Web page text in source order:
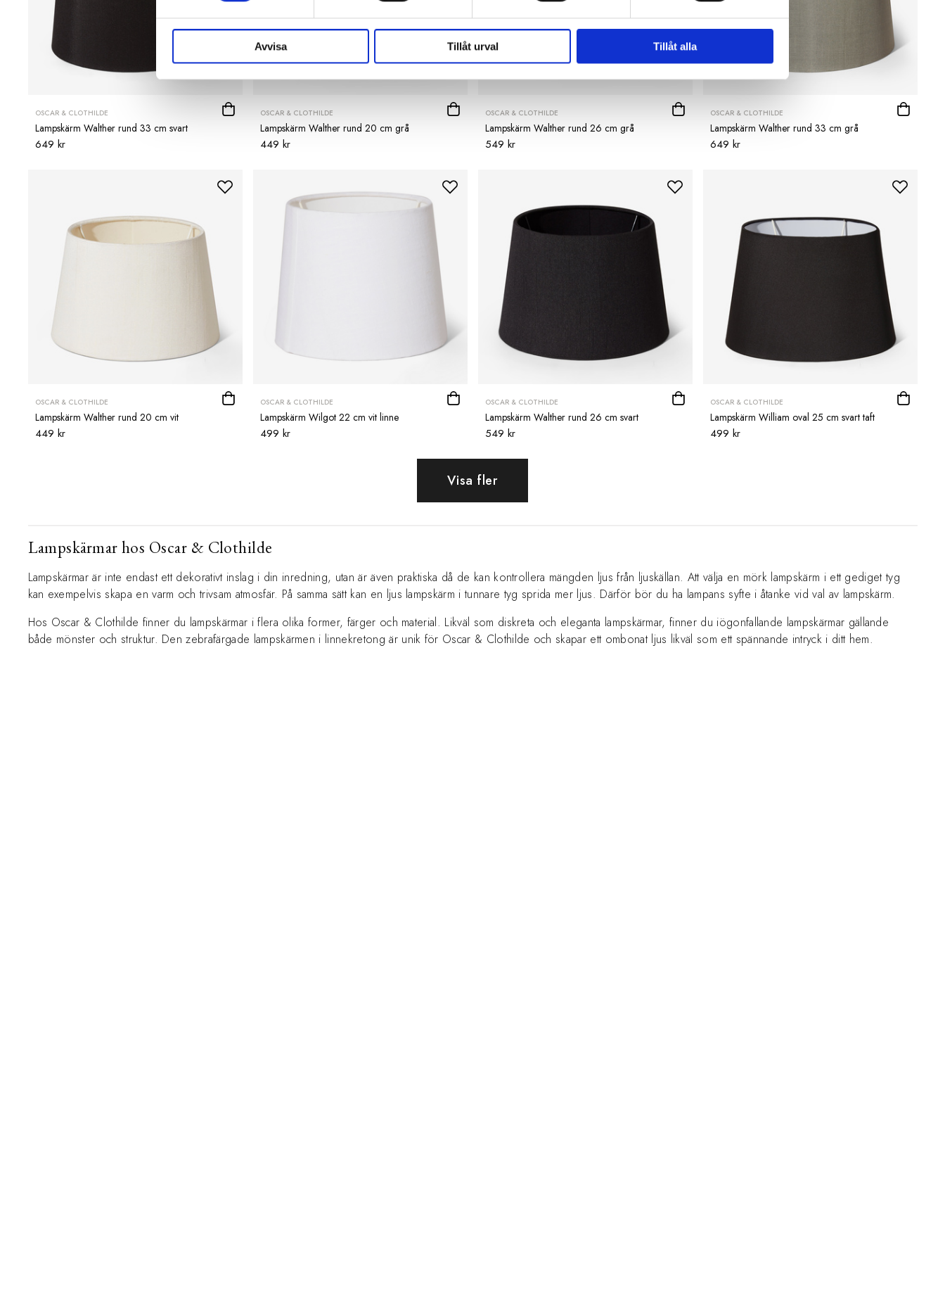
Avvisa Tillåt urval Tillåt alla
OSCAR & CLOTHILDE
Lampskärm Walther rund 33 cm svart
649 kr
OSCAR & CLOTHILDE
Lampskärm Walther rund 20 cm grå
449 kr
OSCAR & CLOTHILDE
Lampskärm Walther rund 26 cm grå
549 kr
OSCAR & CLOTHILDE
Lampskärm Walther rund 33 cm grå
649 kr
OSCAR & CLOTHILDE
Lampskärm Walther rund 20 cm vit
449 kr
OSCAR & CLOTHILDE
Lampskärm Wilgot 22 cm vit linne
499 kr
OSCAR & CLOTHILDE
Lampskärm Walther rund 26 cm svart
549 kr
OSCAR & CLOTHILDE
Lampskärm William oval 25 cm svart taft
499 kr
Visa fler
Lampskärmar hos Oscar & Clothilde
Lampskärmar är inte endast ett dekorativt inslag i din inredning, utan är även praktiska då de kan kontrollera mängden ljus från ljuskällan. Att välja en mörk lampskärm i ett gediget tyg
kan exempelvis skapa en varm och trivsam atmosfär. På samma sätt kan en ljus lampskärm i tunnare tyg sprida mer ljus. Därför bör du ha lampans syfte i åtanke vid val av lampskärm.
Hos Oscar & Clothilde finner du lampskärmar i flera olika former, färger och material. Likväl som diskreta och eleganta lampskärmar, finner du iögonfallande lampskärmar gällande
både mönster och struktur. Den zebrafärgade lampskärmen i linnekretong är unik för Oscar & Clothilde och skapar ett ombonat ljus likväl som ett spännande intryck i ditt hem.